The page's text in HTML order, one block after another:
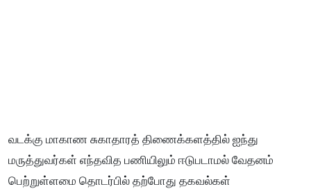
வடக்கு மாகாண சுகாதாரத் திணைக்களத்தில் ஐந்து
மருத்துவர்கள் எந்தவித பணியிலும் ஈடுபடாமல் வேதனம்
பெற்றுள்ளமை தொடர்பில் தற்போது தகவல்கள்